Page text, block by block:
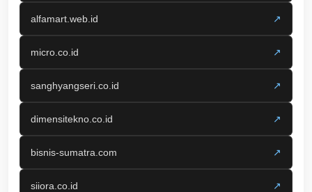
alfamart.web.id ↗
micro.co.id ↗
sanghyangseri.co.id ↗
dimensitekno.co.id ↗
bisnis-sumatra.com ↗
siiora.co.id ↗